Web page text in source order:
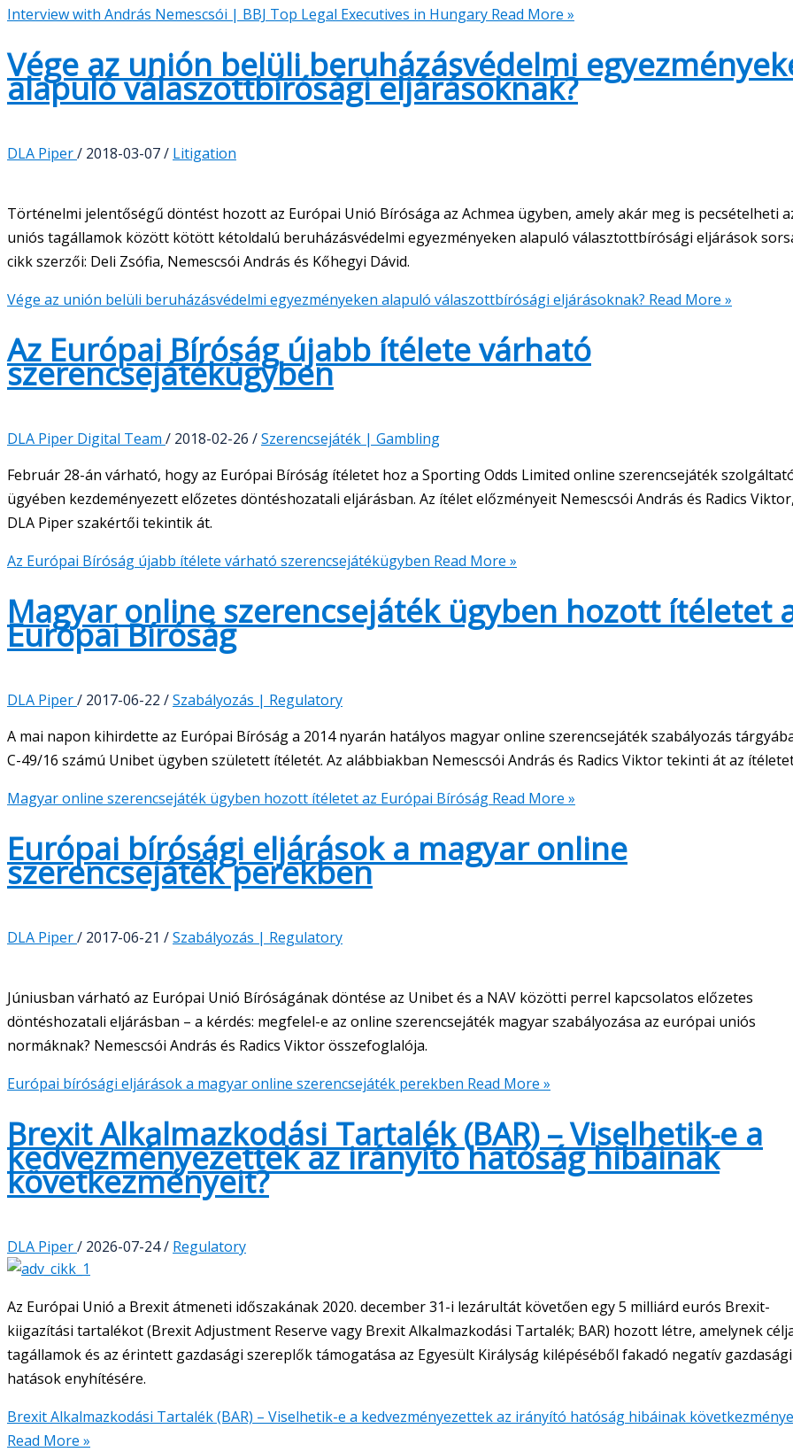
Interview with András Nemescsói | BBJ Top Legal Executives in Hungary Read More »
Vége az unión belüli beruházásvédelmi
alapuló válaszottbírósági eljárásoknak?
DLA Piper/ 2018-03-07/ Litigation
Történelmi jelentőségű döntést hozott az Európai Unió Bírósága az Achmea ügyben, amely akár meg is pecsételheti
uniós tagállamok között kötött kétoldalú beruházásvédelmi egyezményeken alapuló választottbírósági eljárások
cikk szerzői: Deli Zsófia, Nemescsói András és Kőhegyi Dávid.
Vége az unión belüli beruházásvédelmi egyezményeken alapuló válaszottbírósági eljárásoknak? Read More »
Az Európai Bíróság újabb ítélete várható
szerencsejátékügyben
DLA Piper Digital Team / 2018-02-26 /Szerencsejáték | Gambling
Február 28-án várható, hogy az Európai Bíróság ítéletet hoz a Sporting Odds Limited online szerencsejáték
ügyében kezdeményezett előzetes döntéshozatali eljárásban. Az ítélet előzményeit Nemescsói András és Radics
DLA Piper szakértői tekintik át.
Az Európai Bíróság újabb ítélete várható szerencsejátékügyben Read More »
Magyar online szerencsejáték ügyben hozott ítéletet
Európai Bíróság
DLA Piper/ 2017-06-22 /Szabályozás | Regulatory
A mai napon kihirdette az Európai Bíróság a 2014 nyarán hatályos magyar online szerencsejáték szabályozás
C-49/16 számú Unibet ügyben született ítéletét. Az alábbiakban Nemescsói András és Radics Viktor tekinti át az
Magyar online szerencsejáték ügyben hozott ítéletet az Európai Bíróság Read More »
Európai bírósági eljárások a magyar online
szerencsejáték perekben
DLA Piper/ 2017-06-21 /Szabályozás | Regulatory
Júniusban várható az Európai Unió Bíróságának döntése az Unibet és a NAV közötti perrel kapcsolatos előzetes
döntéshozatali eljárásban – a kérdés: megfelel-e az online szerencsejáték magyar szabályozása az európai uniós
normáknak? Nemescsói András és Radics Viktor összefoglalója.
Európai bírósági eljárások a magyar online szerencsejáték perekben Read More »
Brexit Alkalmazkodási Tartalék (BAR) – Viselhetik-e a
kedvezményezettek az irányító hatóság hibáinak
következményeit?
DLA Piper/ 2026-07-24/ Regulatory
Az Európai Unió a Brexit átmeneti időszakának 2020. december 31-i lezárultát követően egy 5 milliárd eurós Brexit-
kiigazítási tartalékot (Brexit Adjustment Reserve vagy Brexit Alkalmazkodási Tartalék; BAR) hozott létre, amelynek
tagállamok és az érintett gazdasági szereplők támogatása az Egyesült Királyság kilépéséből fakadó negatív gazdasági
hatások enyhítésére.
Brexit Alkalmazkodási Tartalék (BAR) – Viselhetik-e a kedvezményezettek az irányító hatóság hibáinak
Read More »